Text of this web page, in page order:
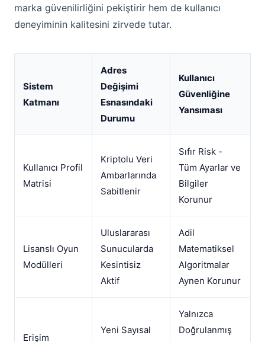
marka güvenilirliğini pekiştirir hem de kullanıcı
deneyiminin kalitesini zirvede tutar.
Sistem
Katmanı
Adres
Değişimi
Esnasındaki
Durumu
Kullanıcı
Güvenliğine
Yansıması
Kullanıcı Profil
Matrisi
Kriptolu Veri
Ambarlarında
Sabitlenir
Sıfır Risk -
Tüm Ayarlar ve
Bilgiler
Korunur
Lisanslı Oyun
Modülleri
Uluslararası
Sunucularda
Kesintisiz
Aktif
Adil
Matematiksel
Algoritmalar
Aynen Korunur
Erişim
Yeni Sayısal
Yalnızca
Doğrulanmış